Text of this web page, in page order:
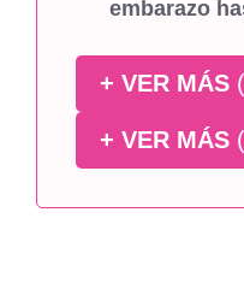
embarazo
+ VER MÁS
+ VER MÁS